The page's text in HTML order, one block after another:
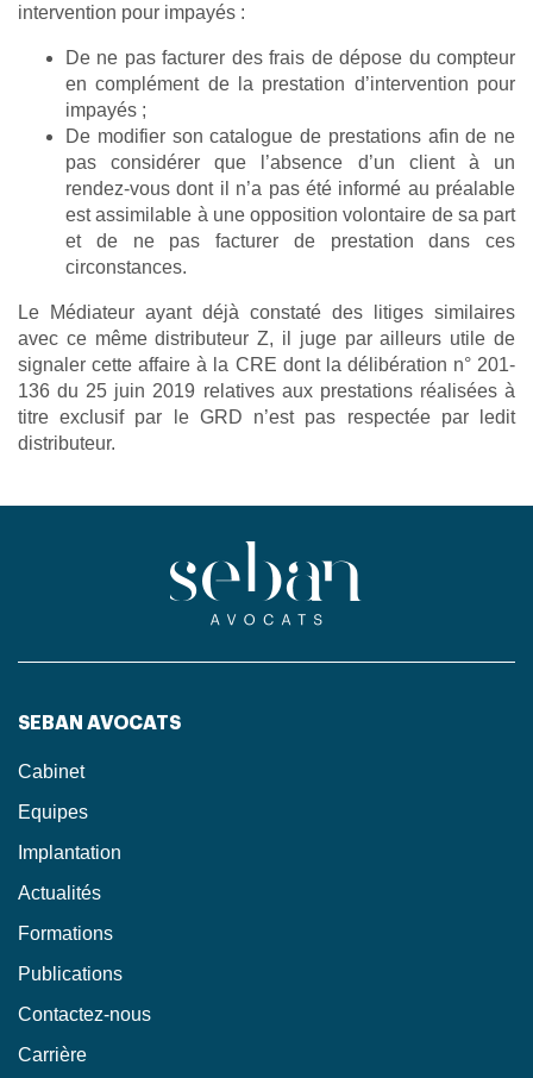
intervention pour impayés :
De ne pas facturer des frais de dépose du compteur
en complément de la prestation d’intervention pour
impayés ;
De modifier son catalogue de prestations afin de ne
pas considérer que l’absence d’un client à un
rendez-vous dont il n’a pas été informé au préalable
est assimilable à une opposition volontaire de sa part
et de ne pas facturer de prestation dans ces
circonstances.
Le Médiateur ayant déjà constaté des litiges similaires
avec ce même distributeur Z, il juge par ailleurs utile de
signaler cette affaire à la CRE dont la délibération n° 201-
136 du 25 juin 2019 relatives aux prestations réalisées à
titre exclusif par le GRD n’est pas respectée par ledit
distributeur.
SEBAN AVOCATS
Cabinet
Equipes
Implantation
Actualités
Formations
Publications
Contactez-nous
Carrière